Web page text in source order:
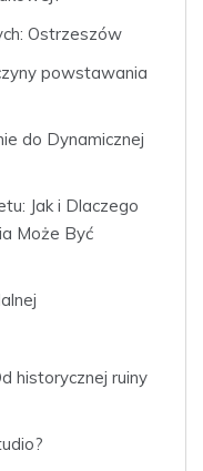
Ostrzeszów
powstawania
do Dynamicznej
Jak i Dlaczego
Może Być
historycznej ruiny